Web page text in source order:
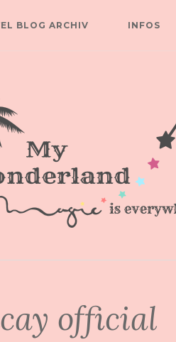
BLOG ARCHIV INFOS
official